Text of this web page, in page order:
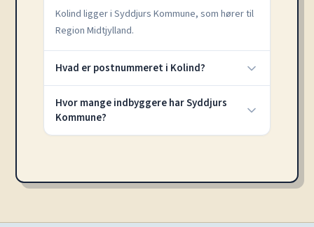
Kolind ligger i Syddjurs Kommune, som hører til
Region Midtjylland.
Hvad er postnummeret i Kolind?
Hvor mange indbyggere har Syddjurs
Kommune?